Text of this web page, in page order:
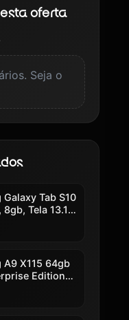
oferta
Seja o
Tab S10
Tela 13.1
Inclusas
A9 X115 64gb
Edition